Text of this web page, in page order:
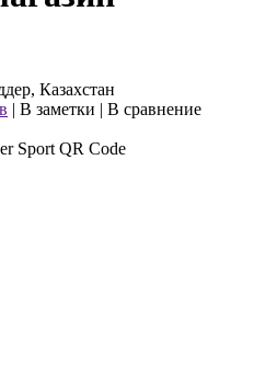
Казахстан
| В заметки | В сравнение